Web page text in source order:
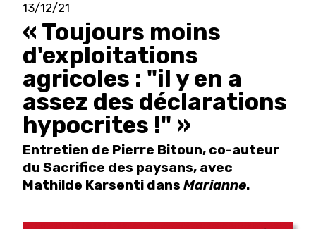
contenu
principal
13/12/21
« Toujours moins
d'exploitations
agricoles : "il y en a
assez des déclarations
hypocrites !" »
Entretien de Pierre Bitoun, co-auteur
du Sacrifice des paysans, avec
Mathilde Karsenti dans Marianne.